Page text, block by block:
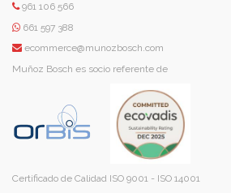
961 106 566
661 597 388
ecommerce@munozbosch.com
Muñoz Bosch es socio referente de
Certificado de Calidad ISO 9001 - ISO 14001